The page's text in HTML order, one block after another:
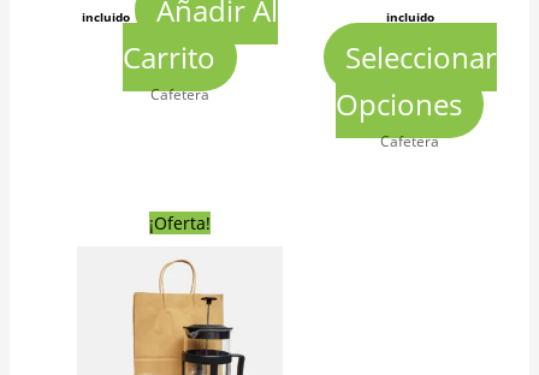
incluido
Añadir Al
Carrito
Cafetera
incluido
Seleccionar
Opciones
elegir
en
la
Cafetera
¡Oferta!
Rango
de
hasta
S/35.00